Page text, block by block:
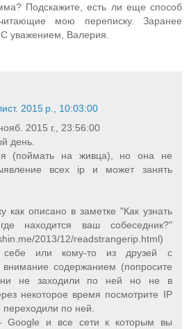
Подскажите, есть ли еще способ
мою переписку. Заранее
С уважением, Валерия.
2015 р., 10:03:00
2015 г., 23:56:00
день.
(поймать на живца), но она не
всех ip и может занять
как описано в заметке "Как узнать
находится ваш собеседник?"
2013/12/readstrangerip.html)
себе или кому-то из друзей с
содержанием (попросите
не заходили по ней но не в
некоторое время посмотрите IP
по ней.
Google и все сети к которым вы